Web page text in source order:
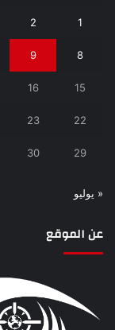
1
2
8
9
15
16
22
23
29
30
« يوليو
عن الموقع